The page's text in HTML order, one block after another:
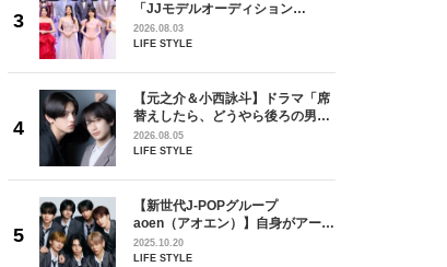
「JJモデルオーディション
2027」が募集開始！ 予選ブロッ
クは候補生の“魅力”を重視した
2026.08.03
LIFE STYLE
【元之介＆小西詠斗】ドラマ「席
替えしたら、どうやら後ろの男が
どうやら俺のこと好きらしい」放
送記念インタビュー♡ 「自然と詠
2026.08.05
LIFE STYLE
【新世代J-POPグループ
aoen（アオエン）】自身がアーテ
ィストを目指すきかっけとなった
先輩とは―― 新曲「青春インクレ
2025.10.20
LIFE STYLE